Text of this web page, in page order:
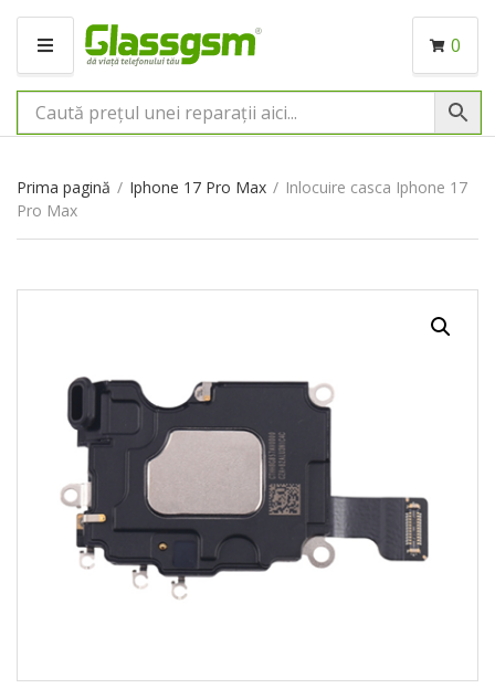
M
N
I
0
Prima pagină / Iphone 17 Pro Max / Inlocuire casca Iphone 17
Pro Max